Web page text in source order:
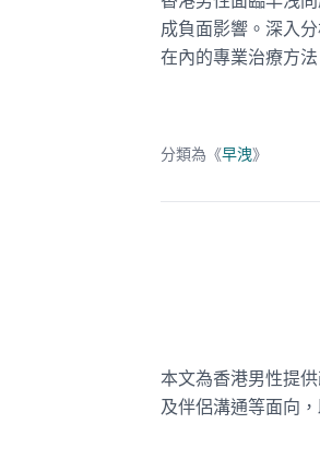
成負面影響。深入
在內的專業治療方
分類為《早洩》
本文為香港男性提
及伴侶溝通等面向